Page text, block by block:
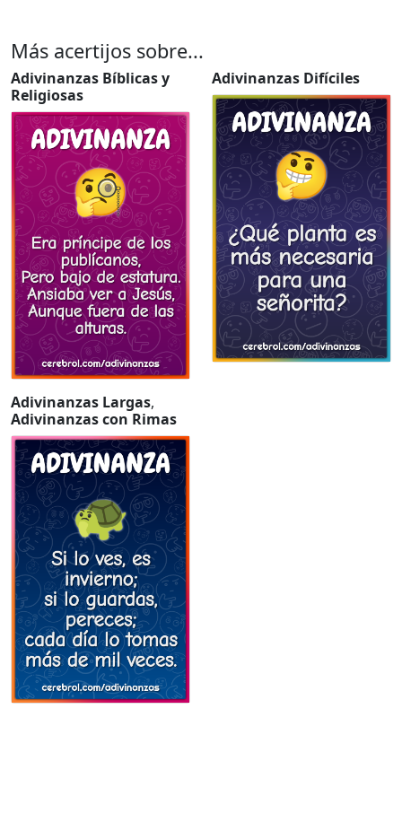
Más acertijos sobre...
Adivinanzas Bíblicas y
Religiosas
Adivinanzas Difíciles
Adivinanzas Largas,
Adivinanzas con Rimas